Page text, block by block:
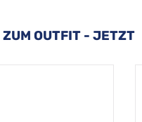
ZUM OUTFIT - JETZT